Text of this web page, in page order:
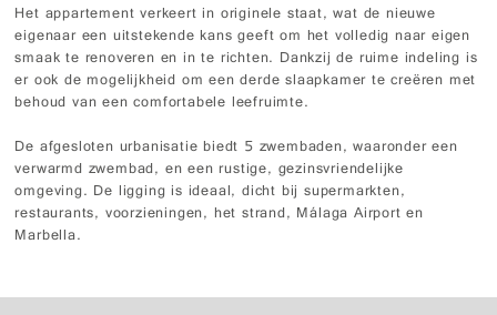
Het appartement verkeert in originele staat, wat de nieuwe
eigenaar een uitstekende kans geeft om het volledig naar eigen
smaak te renoveren en in te richten. Dankzij de ruime indeling is
er ook de mogelijkheid om een derde slaapkamer te creëren met
behoud van een comfortabele leefruimte.
De afgesloten urbanisatie biedt 5 zwembaden, waaronder een
verwarmd zwembad, en een rustige, gezinsvriendelijke
omgeving. De ligging is ideaal, dicht bij supermarkten,
restaurants, voorzieningen, het strand, Málaga Airport en
Marbella.